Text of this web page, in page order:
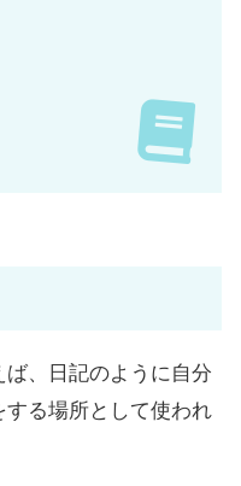
、日記のように自分
る場所として使われ